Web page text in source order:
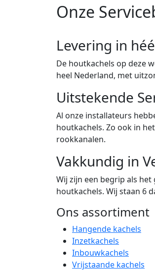
Onze
Levering in
De houtkachels op deze
heel Nederland, met
Uitstekende
Al onze installateurs
houtkachels. Zo ook in
rookkanalen.
Vakkundig in
Wij zijn een begrip als
houtkachels. Wij staan 6
Ons assortiment
Hangende kachels
Inzetkachels
Inbouwkachels
Vrijstaande kachels